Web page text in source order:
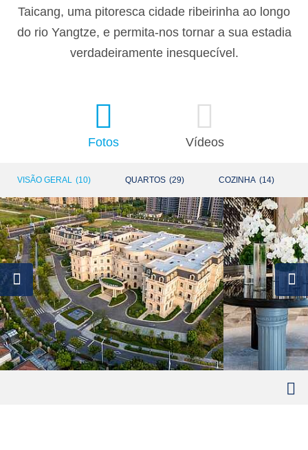
Taicang, uma pitoresca cidade ribeirinha ao longo
do rio Yangtze, e permita-nos tornar a sua estadia
verdadeiramente inesquecível.
Fotos Vídeos
VISÃO GERAL (10) QUARTOS (29) COZINHA (14)